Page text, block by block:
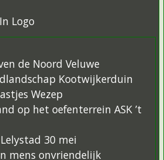
de Noord Veluwe
Kootwijkerduin
Wezep
op het oefenterrein ASK ’t
30 mei
mens onvriendelijk